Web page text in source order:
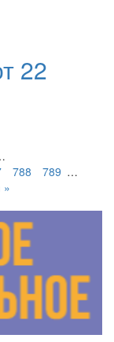
22
788 789 …
»